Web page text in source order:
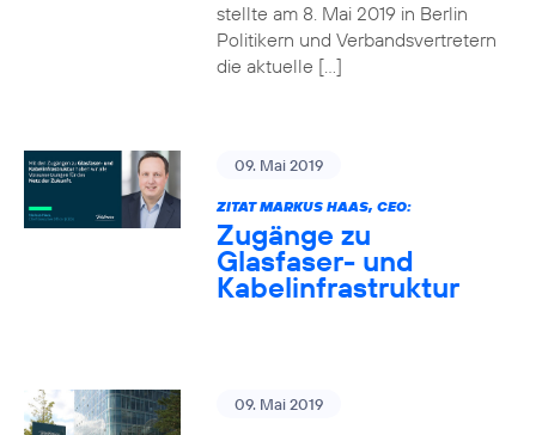
stellte am 8. Mai 2019 in Berlin
Politikern und Verbandsvertretern
die aktuelle […]
09. Mai 2019
ZITAT MARKUS HAAS, CEO:
Zugänge zu
Glasfaser- und
Kabelinfrastruktur
09. Mai 2019